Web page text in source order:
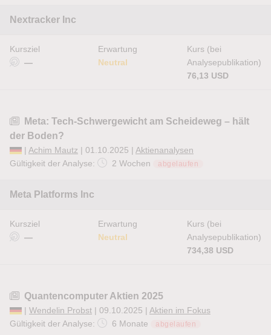
Nextracker Inc
Kursziel
—
Erwartung
Neutral
Kurs (bei
Analysepublikation)
76,13 USD
Meta: Tech-Schwergewicht am Scheideweg – hält
der Boden?
| Achim Mautz | 01.10.2025 | Aktienanalysen
Gültigkeit der Analyse:
2 Wochen abgelaufen
Meta Platforms Inc
Kursziel
—
Erwartung
Neutral
Kurs (bei
Analysepublikation)
734,38 USD
Quantencomputer Aktien 2025
| Wendelin Probst | 09.10.2025 | Aktien im Fokus
Gültigkeit der Analyse:
6 Monate abgelaufen